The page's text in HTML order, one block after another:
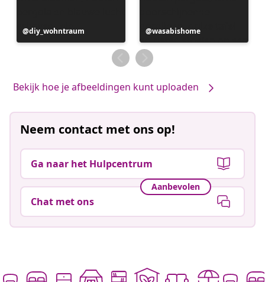
Bericht
gepubliceerd
diy_wohntraum
Bericht
gepubliceerd
door
wasabishome
Bekijk hoe je afbeeldingen kunt uploaden
Neem contact met ons op!
Ga naar het Hulpcentrum
Aanbevolen
Chat met ons